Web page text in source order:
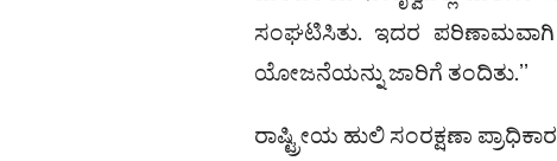
ಸಂಘಟಿಸಿತು. ಇದರ ಪರಿಣಾಮವಾಗಿ
ಯೋಜನೆಯನ್ನು ಜಾರಿಗೆ ತಂದಿತು.ʼʼ
ರಾಷ್ಟ್ರೀಯ ಹುಲಿ ಸಂರಕ್ಷಣಾ